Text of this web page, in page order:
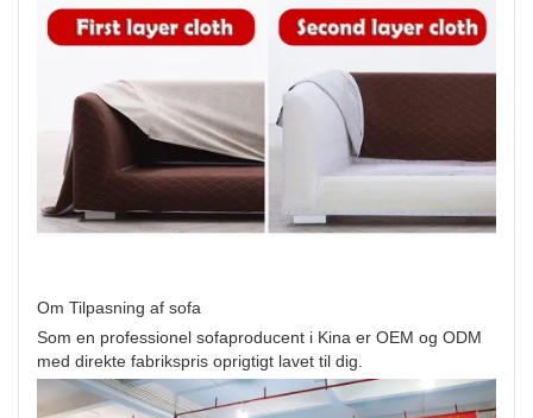
Om Tilpasning af sofa
Som en professionel sofaproducent i Kina er OEM og ODM
med direkte fabrikspris oprigtigt lavet til dig.